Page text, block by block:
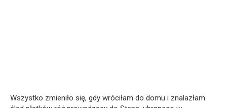
Wszystko zmieniło się, gdy wróciłam do domu i znalazłam